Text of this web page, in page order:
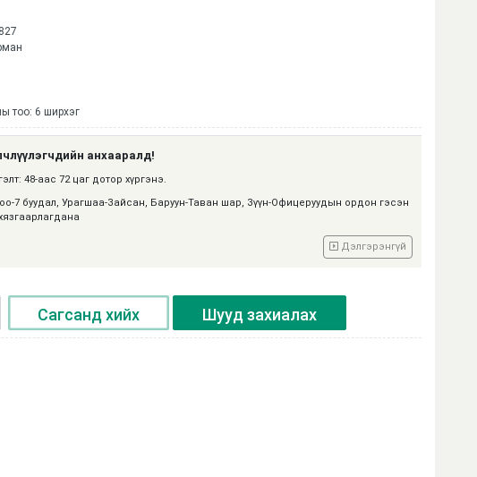
тоо: 6 ширхэг
анхааралд!
48-аас 72 цаг дотор хүргэнэ.
7 буудал, Урагшаа-Зайсан, Баруун-Таван шар, Зүүн-Офицеруудын ордон гэсэн
Дэлгэрэнгүй
Сагсанд хийх Шууд захиалах